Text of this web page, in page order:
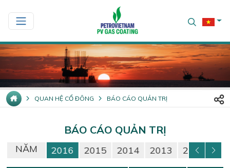
QUAN HỆ CỔ ĐÔNG BÁO CÁO QUẢN TRỊ
BÁO CÁO QUẢN TRỊ
NĂM
2017 2016 2015 2014 2013 2012